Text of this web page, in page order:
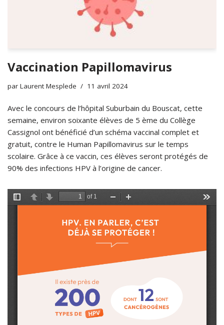
Vaccination Papillomavirus
par Laurent Mesplede 11 avril 2024
Avec le concours de l’hôpital Suburbain du Bouscat, cette
semaine, environ soixante élèves de 5 ème du Collège
Cassignol ont bénéficié d’un schéma vaccinal complet et
gratuit, contre le Human Papillomavirus sur le temps
scolaire. Grâce à ce vaccin, ces élèves seront protégés de
90% des infections HPV à l’origine de cancer.